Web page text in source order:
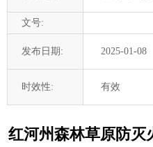
文号:
发布日期: 2025-01-08
时效性: 有效
红河州森林草原防灭